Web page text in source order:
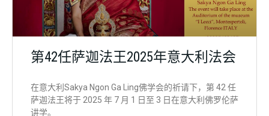
第42任萨迦法王2025年意大利法会
在意大利Sakya Ngon Ga Ling佛学会的祈请下，第 42 任
萨迦法王将于 2025 年 7 月 1 日至 3 日在意大利佛罗伦萨
讲学。